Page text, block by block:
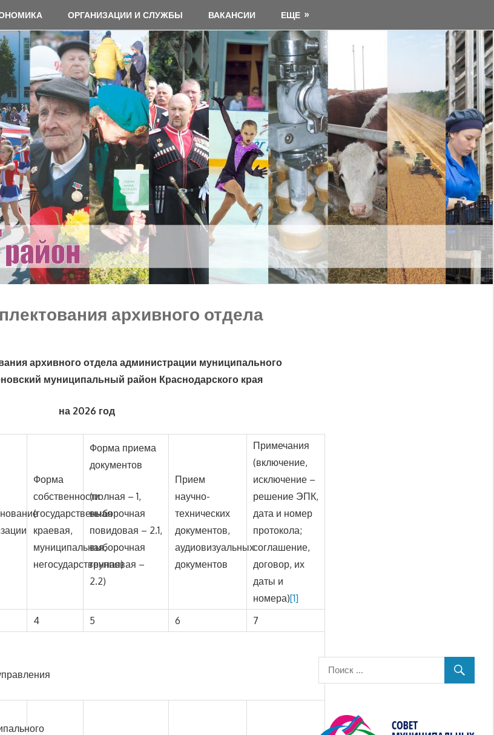
ОРГАНИЗАЦИИ И СЛУЖБЫ ВАКАНСИИ ЕЩЕ
архивного отдела
архивного отдела администрации муниципального
муниципальный район Краснодарского края
на 2026 год
Форма
собственности
(государственная
краевая,
муниципальная,
негосударственная)
Форма приема
документов
(полная – 1,
выборочная
повидовая – 2.1,
выборочная
групповая –
2.2)
Прием
научно-
технических
документов,
аудиовизуальных
документов
Примечания
(включение,
исключение –
решение ЭПК,
дата и номер
протокола;
соглашение,
договор, их
даты и
номера)[1]
4 5 6 7